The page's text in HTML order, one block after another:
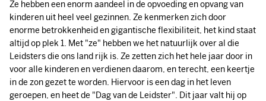
Ze hebben een enorm aandeel in de opvoeding en opvang van
kinderen uit heel veel gezinnen. Ze kenmerken zich door
enorme betrokkenheid en gigantische flexibiliteit, het kind staat
altijd op plek 1. Met "ze" hebben we het natuurlijk over al die
Leidsters die ons land rijk is. Ze zetten zich het hele jaar door in
voor alle kinderen en verdienen daarom, en terecht, een keertje
in de zon gezet te worden. Hiervoor is een dag in het leven
geroepen, en heet de "Dag van de Leidster". Dit jaar valt hij op